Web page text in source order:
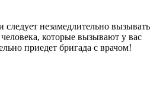
незамедлительно вызывать
которые вызывают у вас
приедет бригада с врачом!